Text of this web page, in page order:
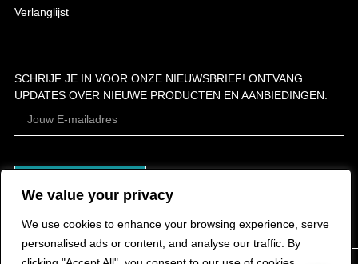
We value your privacy
We use cookies to enhance your browsing experience, serve
personalised ads or content, and analyse our traffic. By
Verlanglijst
SCHRIJF JE IN VOOR ONZE NIEUWSBRIEF! ONTVANG
UPDATES OVER NIEUWE PRODUCTEN EN AANBIEDINGEN.